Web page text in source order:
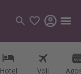
Hotel Voli
Hotel Voli